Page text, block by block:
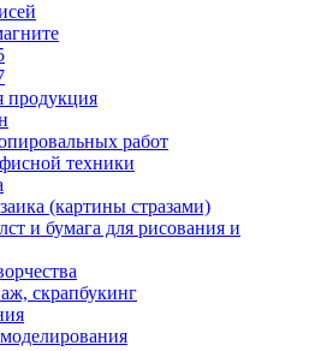
продукция
работ
техники
(картины стразами)
и бумага для рисования и
скрапбукинг